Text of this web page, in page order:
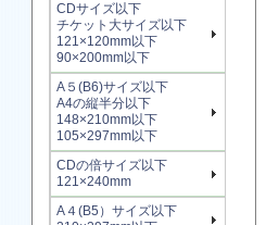
CDサイズ以下
チケット大サイズ以下
121×120mm以下
90×200mm以下
A５(B6)サイズ以下
A4の縦半分以下
148×210mm以下
105×297mm以下
CDの倍サイズ以下
121×240mm
A４(B5）サイズ以下